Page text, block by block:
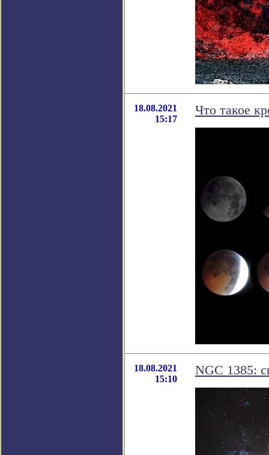
18.08.2021
15:17
Что такое
18.08.2021
15:10
NGC 1385: